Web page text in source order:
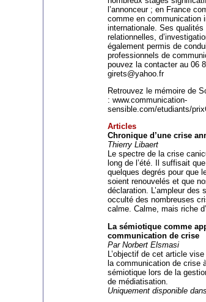
l’annonceur ; en France
comme en communication
internationale. Ses qualités
relationnelles,
également permis de
professionnels de
pouvez la contacter au 06
girets@yahoo.fr
Retrouvez le mémoire de
: www.communication-
sensible.com/etudiants/
Articles
Chronique d’une crise
Thierry Libaert
Le spectre de la crise
long de l’été. Il suffisait
quelques degrés pour que
soient renouvelés et que
déclaration. L’ampleur des
occulté des nombreuses
calme. Calme, mais riche
La sémiotique comme
communication de crise
Par Norbert Elsmasi
L’objectif de cet article
la communication de crise
sémiotique lors de la
de médiatisation.
Uniquement disponible